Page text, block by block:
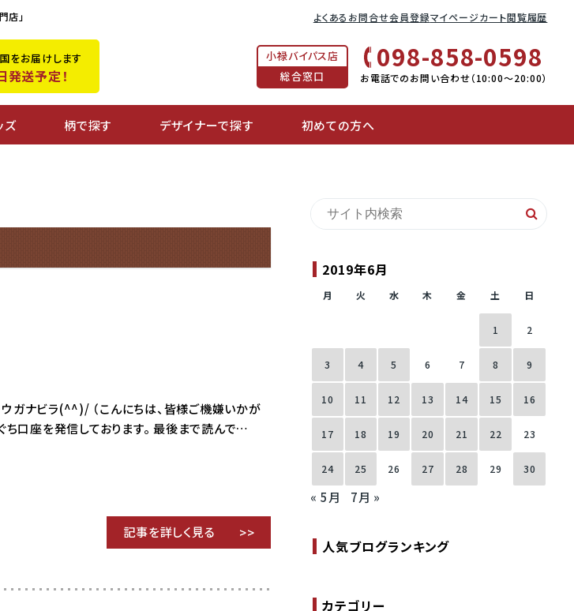
店」 よくあるお問合せ会員登録マイページカート閲覧履歴
をお届けします
発送予定！
小禄バイパス店
総合窓口
098-858-0598
お電話でのお問い合わせ（10:00〜20:00）
ズ 柄で探す デザイナーで探す 初めての方へ
ナビラ(^^)/ （こんにちは、皆様ご機嫌いかが
口座を発信しております。 最後まで読んで…
記事を詳しく見る
2019年6月
月 火 水 木 金 土 日
1 2
3 4 5 6 7 8 9
10 11 12 13 14 15 16
17 18 19 20 21 22 23
24 25 26 27 28 29 30
« 5月 7月 »
人気ブログランキング
カテゴリー